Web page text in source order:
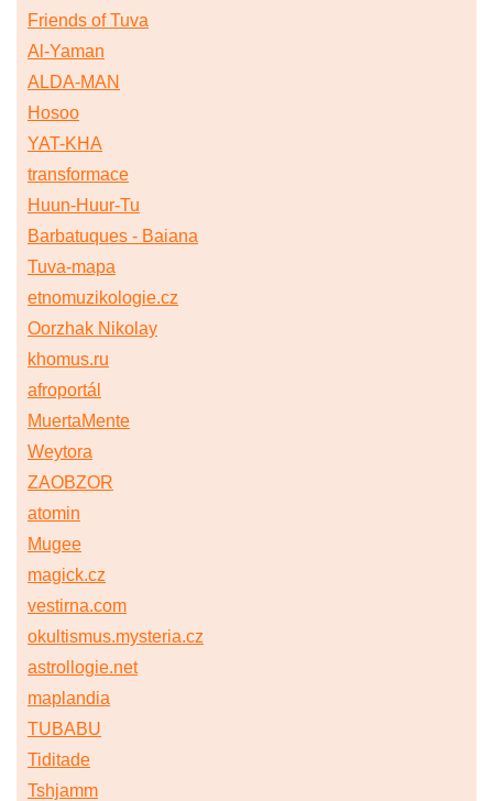
Friends of Tuva
Al-Yaman
ALDA-MAN
Hosoo
YAT-KHA
transformace
Huun-Huur-Tu
Barbatuques - Baiana
Tuva-mapa
etnomuzikologie.cz
Oorzhak Nikolay
khomus.ru
afroportál
MuertaMente
Weytora
ZAOBZOR
atomin
Mugee
magick.cz
vestirna.com
okultismus.mysteria.cz
astrollogie.net
maplandia
TUBABU
Tiditade
Tshjamm